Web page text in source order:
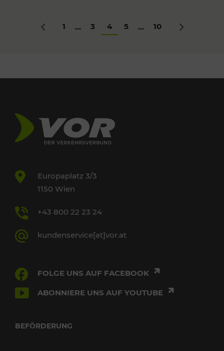
Zurück
1 ... 3 4 5 ... 10 Nächstes
Europaplatz 3/3
1150 Wien
+43 800 22 23 24
kundenservice[at]vor.at
FOLGE UNS AUF FACEBOOK
ABONNIERE UNS AUF YOUTUBE
BEFÖRDERUNG